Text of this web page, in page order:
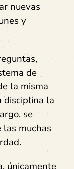
nuevas
y
de
la misma
disciplina la
se
las muchas
únicamente